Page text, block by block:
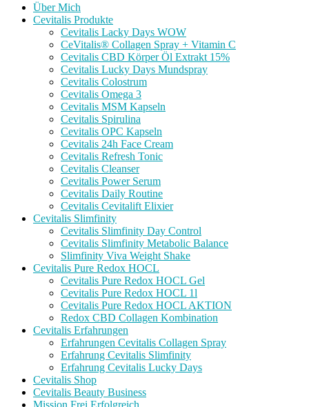
Über Mich
Cevitalis Produkte
Cevitalis Lacky Days WOW
CeVitalis® Collagen Spray + Vitamin C
Cevitalis CBD Körper Öl Extrakt 15%
Cevitalis Lucky Days Mundspray
Cevitalis Colostrum
Cevitalis Omega 3
Cevitalis MSM Kapseln
Cevitalis Spirulina
Cevitalis OPC Kapseln
Cevitalis 24h Face Cream
Cevitalis Refresh Tonic
Cevitalis Cleanser
Cevitalis Power Serum
Cevitalis Daily Routine
Cevitalis Cevitalift Elixier
Cevitalis Slimfinity
Cevitalis Slimfinity Day Control
Cevitalis Slimfinity Metabolic Balance
Slimfinity Viva Weight Shake
Cevitalis Pure Redox HOCL
Cevitalis Pure Redox HOCL Gel
Cevitalis Pure Redox HOCL 1l
Cevitalis Pure Redox HOCL AKTION
Redox CBD Collagen Kombination
Cevitalis Erfahrungen
Erfahrungen Cevitalis Collagen Spray
Erfahrung Cevitalis Slimfinity
Erfahrung Cevitalis Lucky Days
Cevitalis Shop
Cevitalis Beauty Business
Mission Frei Erfolgreich